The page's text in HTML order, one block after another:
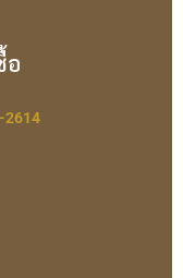
อ
2614